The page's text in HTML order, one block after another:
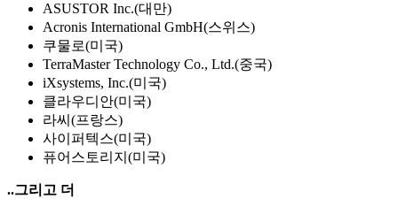
ASUSTOR Inc.(대만)
Acronis International GmbH(스위스)
쿠물로(미국)
TerraMaster Technology Co., Ltd.(중국)
iXsystems, Inc.(미국)
클라우디안(미국)
라씨(프랑스)
사이퍼텍스(미국)
퓨어스토리지(미국)
..그리고 더